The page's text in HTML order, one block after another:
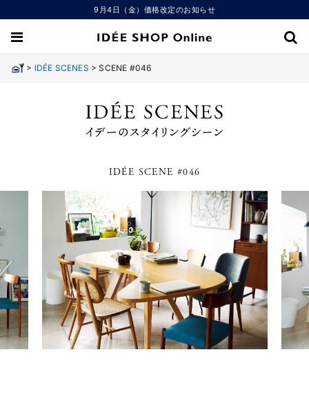
9月4日（金）価格改定のお知らせ
> IDÉE SCENES >SCENE #046
IDÉE SCENE #046